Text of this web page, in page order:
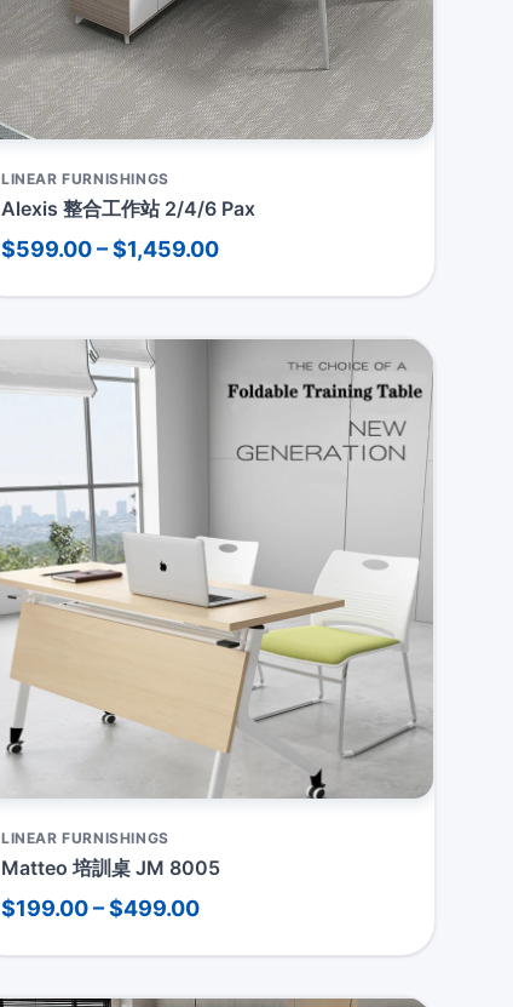
LINEAR FURNISHINGS
Alexis 整合工作站 2/4/6 Pax
$599.00 – $1,459.00
LINEAR FURNISHINGS
Matteo 培訓桌 JM 8005
$199.00 – $499.00